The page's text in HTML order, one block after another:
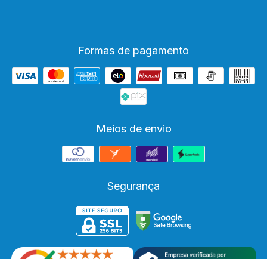
Formas de pagamento
Meios de envio
Segurança